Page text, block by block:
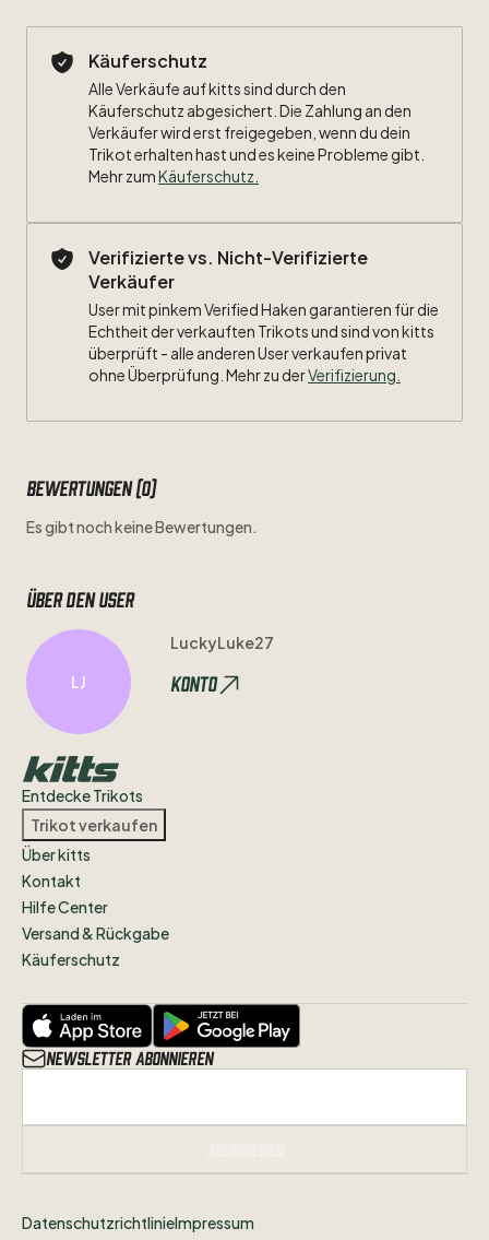
Käuferschutz
Alle Verkäufe auf kitts sind durch den
Käuferschutz abgesichert. Die Zahlung an den
Verkäufer wird erst freigegeben, wenn du dein
Trikot erhalten hast und es keine Probleme gibt.
Mehr zumKäuferschutz
Verifizierte vs. Nicht-Verifizierte
Verkäufer
User mit pinkem Verified Haken garantieren für die
Echtheit der verkauften Trikots und sind von kitts
überprüft - alle anderen User verkaufen privat
ohne Überprüfung. Mehr zu derVerifizierung.
Bewertungen (0)
Es gibt noch keine Bewertungen.
Über den user
LJ
LuckyLuke27
Konto
Entdecke Trikots
Trikot verkaufen
Über kitts
Kontakt
Hilfe Center
Versand & Rückgabe
Käuferschutz
Newsletter abonnieren
DatenschutzrichtlinieImpressum